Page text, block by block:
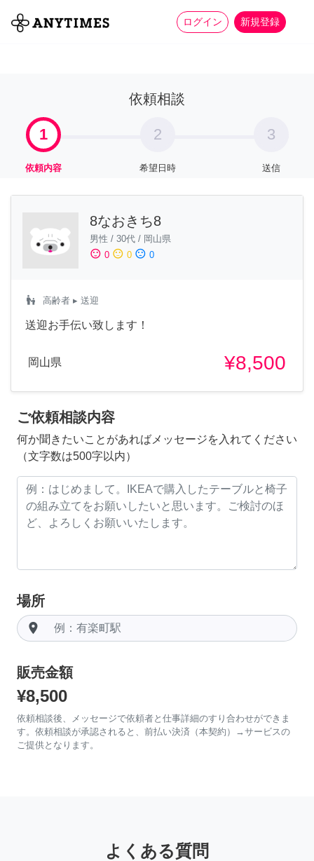
ログイン 新規登録
全て 家事 more_horiz
依頼相談
1
依頼内容
2
希望日時
3
送信
8なおきち8
男性 / 30代 / 岡山県
sentiment_satisfied 0 sentiment_neutral 0 sentiment_dissatisfied 0
escalator_warning 高齢者 ▸ 送迎
送迎お手伝い致します！
岡山県 ¥8,500
ご依頼相談内容
何か聞きたいことがあればメッセージを入れてください
（文字数は500字以内）
場所
room
販売金額
¥8,500
依頼相談後、メッセージで依頼者と仕事詳細のすり合わせができま
す。依頼相談が承認されると、前払い決済（本契約）→サービスの
ご提供となります。
よくある質問